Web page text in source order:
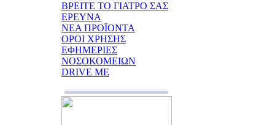
ΒΡΕΙΤΕ ΤΟ ΓΙΑΤΡΟ ΣΑΣ
ΕΡΕΥΝΑ
ΝΕΑ ΠΡΟΪΟΝΤΑ
ΟΡΟΙ ΧΡΗΣΗΣ
ΕΦΗΜΕΡΙΕΣ
ΝΟΣΟΚΟΜΕΙΩΝ
DRIVE ME